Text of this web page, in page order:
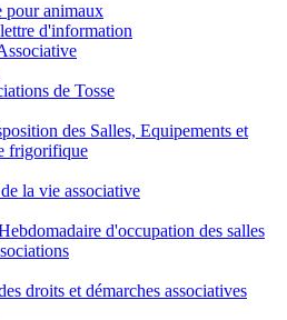
pour animaux
d'information
de Tosse
des Salles, Equipements et
frigorifique
la vie associative
d'occupation des salles
droits et démarches associatives